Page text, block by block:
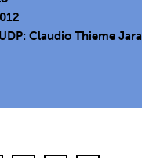
Claudio Thieme Jara